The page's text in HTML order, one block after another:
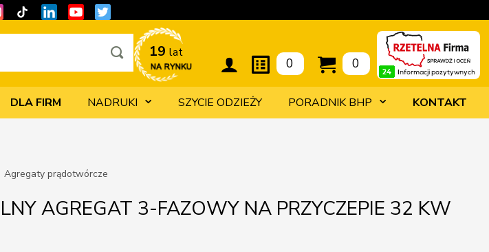
19 lat
0 0
DLA FIRM NADRUKI SZYCIE ODZIEŻY PORADNIK BHP KONTAKT
Agregaty prądotwórcze
AGREGAT 3-FAZOWY NA PRZYCZEPIE 32 KW